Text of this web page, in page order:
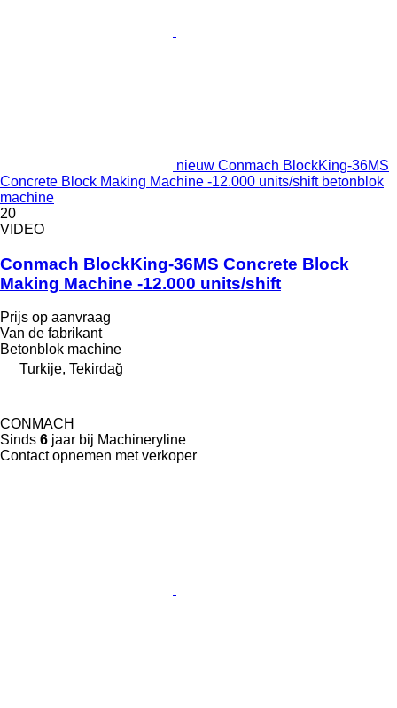
nieuw Conmach BlockKing-36MS
Concrete Block Making Machine -12.000 units/shift betonblok
machine
20
VIDEO
Conmach BlockKing-36MS Concrete Block
Making Machine -12.000 units/shift
Prijs op aanvraag
Van de fabrikant
Betonblok machine
Turkije, Tekirdağ
CONMACH
Sinds 6 jaar bij Machineryline
Contact opnemen met verkoper